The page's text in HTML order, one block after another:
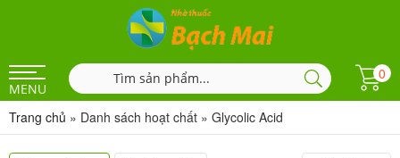
MENU
0
Trang chủ » Danh sách hoạt chất » Glycolic Acid